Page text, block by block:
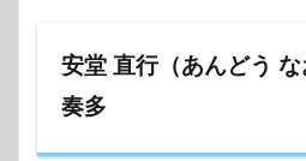
安堂 直行（あんどう
奏多